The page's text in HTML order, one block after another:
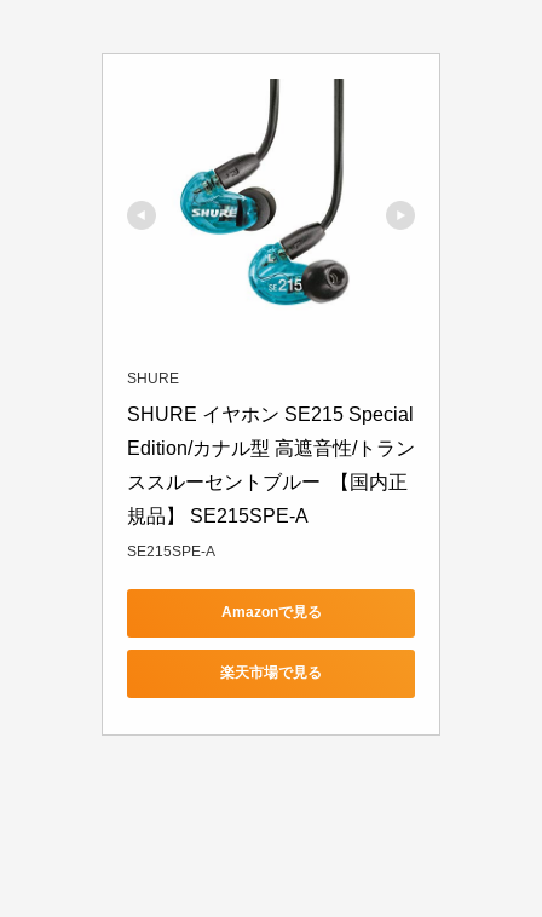
SHURE
SHURE イヤホン SE215 Special
Edition/カナル型 高遮音性/トラン
ススルーセントブルー  【国内正
規品】 SE215SPE-A
SE215SPE-A
Amazonで見る
楽天市場で見る